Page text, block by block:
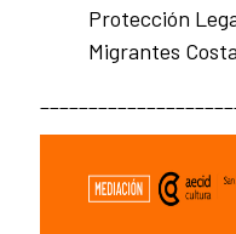
Protección
Migrantes